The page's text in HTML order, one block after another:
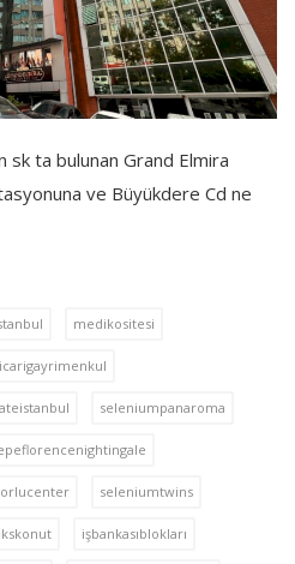
ta bulunan Grand Elmira
ve Büyükdere Cd ne
medikositesi
seleniumpanaroma
seleniumtwins
işbankasıblokları